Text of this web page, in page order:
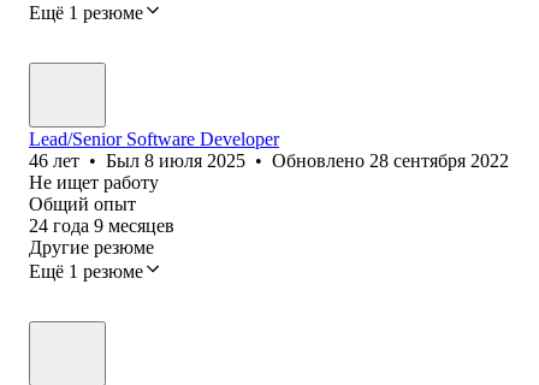
Ещё 1 резюме
Lead/Senior Software Developer
46 лет • Был 8 июля 2025 • Обновлено 28 сентября 2022
Не ищет работу
Общий опыт
24 года 9 месяцев
Другие резюме
Ещё 1 резюме